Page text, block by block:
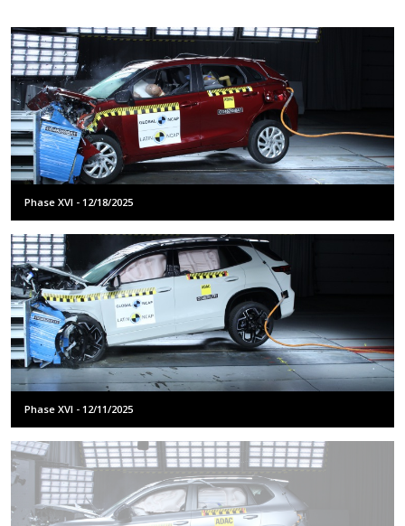
Phase XVI - 12/18/2025
Phase XVI - 12/11/2025